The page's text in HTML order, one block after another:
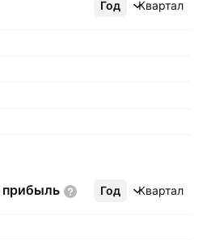
Год Квартал
Ещё
прибыль Год Квартал
Ещё